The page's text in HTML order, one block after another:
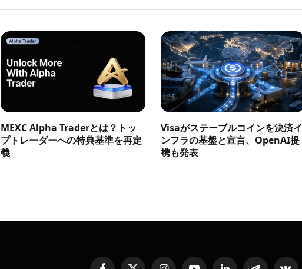
MEXC Alpha Traderとは？トッ
プトレーダーへの特典基準を再定
義
Visaがステーブルコインを決済イ
ンフラの基盤と宣言、OpenAI提
携も発表